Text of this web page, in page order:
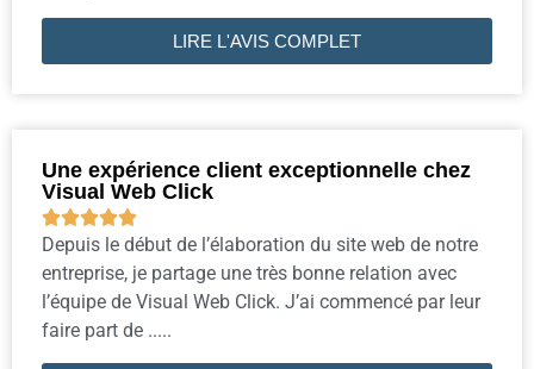
LIRE L'AVIS COMPLET
Une expérience client exceptionnelle chez
Visual Web Click

Depuis le début de l’élaboration du site web de notre
entreprise, je partage une très bonne relation avec
l’équipe de Visual Web Click. J’ai commencé par leur
faire part de .....